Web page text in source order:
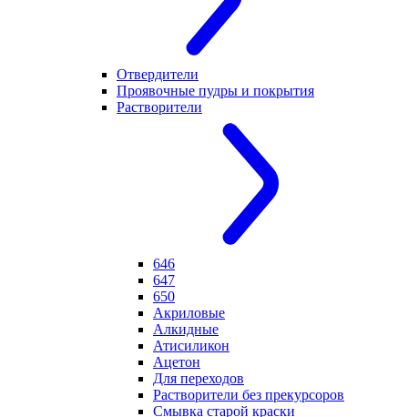
Отвердители
Проявочные пудры и покрытия
Растворители
646
647
650
Акриловые
Алкидные
Атисиликон
Ацетон
Для переходов
Растворители без прекурсоров
Смывка старой краски